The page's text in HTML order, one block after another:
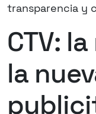
transparencia y
CTV:
la